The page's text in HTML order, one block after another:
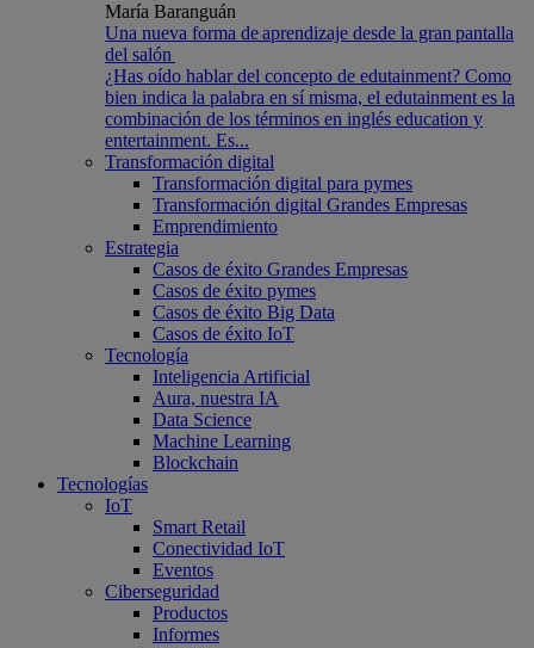
María Baranguán
Una nueva forma de aprendizaje desde la gran pantalla
del salón
¿Has oído hablar del concepto de edutainment? Como
bien indica la palabra en sí misma, el edutainment es la
combinación de los términos en inglés education y
entertainment. Es...
Transformación digital
Transformación digital para pymes
Transformación digital Grandes Empresas
Emprendimiento
Estrategia
Casos de éxito Grandes Empresas
Casos de éxito pymes
Casos de éxito Big Data
Casos de éxito IoT
Tecnología
Inteligencia Artificial
Aura, nuestra IA
Data Science
Machine Learning
Blockchain
Tecnologías
IoT
Smart Retail
Conectividad IoT
Eventos
Ciberseguridad
Productos
Informes